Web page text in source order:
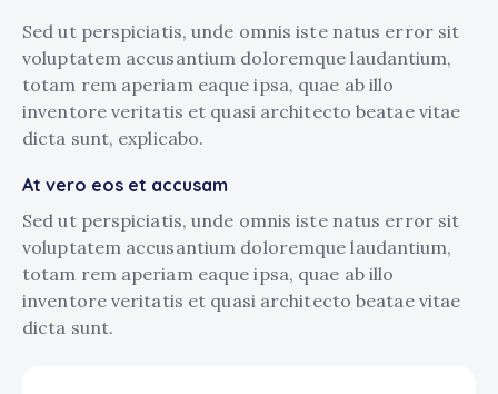
Sed ut perspiciatis, unde omnis iste natus error sit
voluptatem accusantium doloremque laudantium,
totam rem aperiam eaque ipsa, quae ab illo
inventore veritatis et quasi architecto beatae vitae
dicta sunt, explicabo.
At vero eos et accusam
Sed ut perspiciatis, unde omnis iste natus error sit
voluptatem accusantium doloremque laudantium,
totam rem aperiam eaque ipsa, quae ab illo
inventore veritatis et quasi architecto beatae vitae
dicta sunt.